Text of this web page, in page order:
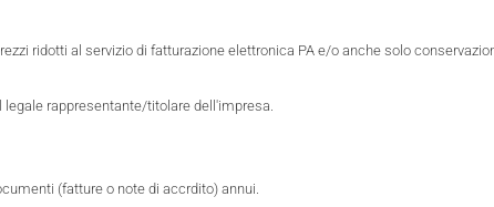
ridotti al servizio di fatturazione elettronica PA e/o anche solo
legale rappresentante/titolare dell'impresa.
(fatture o note di accrdito) annui.